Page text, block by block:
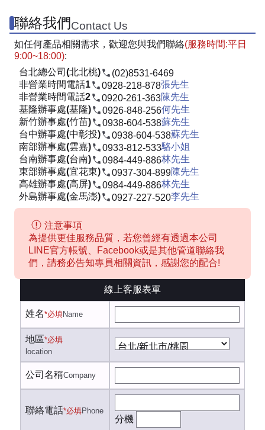
聯絡我們Contact Us
如任何產品相關需求，歡迎您與我們聯絡(服務時間:平日
9:00~18:00):
台北總公司(北北桃)
(02)8531-6469
非營業時間電話1
0928-218-878張先生
非營業時間電話2
0920-261-363陳先生
基隆辦事處(基隆)
0926-848-256何先生
新竹辦事處(竹苗)
0938-604-538蘇先生
台中辦事處(中彰投)
0938-604-538蘇先生
南部辦事處(雲嘉)
0933-812-533駱小姐
台南辦事處(台南)
0984-449-886林先生
東部辦事處(宜花東)
0937-304-899陳先生
高雄辦事處(高屏)
0984-449-886林先生
外島辦事處(金馬澎)
0927-227-520李先生
注意事項
為提供更佳服務品質，若您曾經有透過本公司
LINE官方帳號、Facebook或是其他管道聯絡我
們，請務必告知專員相關資訊，感謝您的配合!
線上客服表單
姓名*必填Name
地區*必填
location
公司名稱Company
聯絡電話*必填Phone
分機